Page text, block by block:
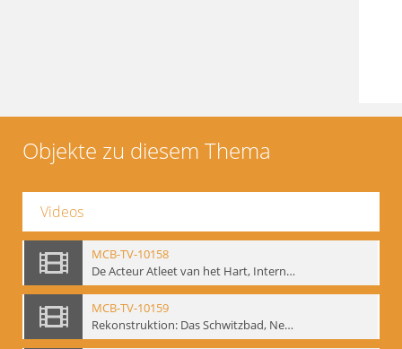
Objekte zu diesem Thema
Videos
MCB-TV-10158
De Acteur Atleet van het Hart, Internationale Konferenz, Gent, 17.11.2004 - Interne Signatur: BM-vid-129
MCB-TV-10159
Rekonstruktion: Das Schwitzbad, New York 1993 - Interne Signatur: BM-vid-133